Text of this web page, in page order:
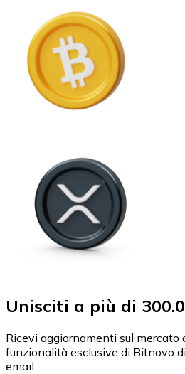
Unisciti a più di
Ricevi aggiornamenti sul mercato
funzionalità esclusive di Bitnovo
email.